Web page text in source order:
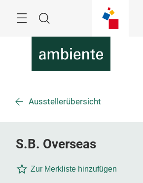
Suche
Ausstellerübersicht
S.B. Overseas
Zur Merkliste hinzufügen